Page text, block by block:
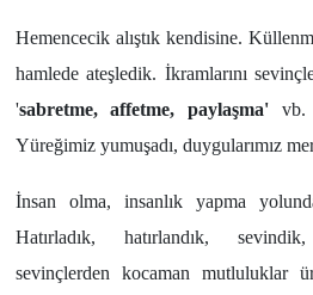
Hemencecik alıştık kendisine.
hamlede ateşledik. İkramlarını
'sabretme, affetme, paylaşma'vb.
Yüreğimiz yumuşadı, duygularımız
İnsan olma, insanlık yapma
Hatırladık, hatırlandık,
sevinçlerden kocaman mutluluklar